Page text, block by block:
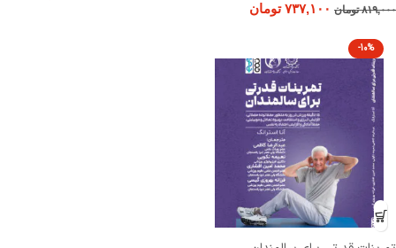
۸۱۹,۰۰۰ تومان ۷۳۷,۱۰۰ تومان
-10%